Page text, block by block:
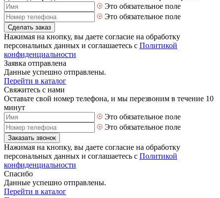
Это обязательное поле
Это обязательное поле
Сделать заказ
Нажимая на кнопку, вы даете согласие на обработку
персональных данных и соглашаетесь с Политикой
конфиденциальности
Заявка отправлена
Данные успешно отправлены.
Перейти в каталог
Свяжитесь с нами
Оставьте свой номер телефона, и мы перезвоним в течение 10
минут
Это обязательное поле
Это обязательное поле
Заказать звонок
Нажимая на кнопку, вы даете согласие на обработку
персональных данных и соглашаетесь с Политикой
конфиденциальности
Спасибо
Данные успешно отправлены.
Перейти в каталог